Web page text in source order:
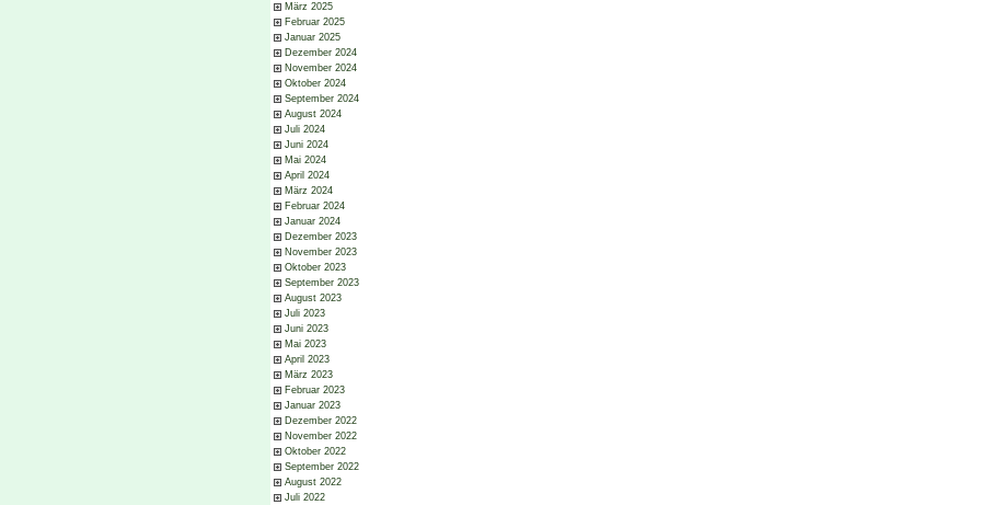
März 2025
Februar 2025
Januar 2025
Dezember 2024
November 2024
Oktober 2024
September 2024
August 2024
Juli 2024
Juni 2024
Mai 2024
April 2024
März 2024
Februar 2024
Januar 2024
Dezember 2023
November 2023
Oktober 2023
September 2023
August 2023
Juli 2023
Juni 2023
Mai 2023
April 2023
März 2023
Februar 2023
Januar 2023
Dezember 2022
November 2022
Oktober 2022
September 2022
August 2022
Juli 2022